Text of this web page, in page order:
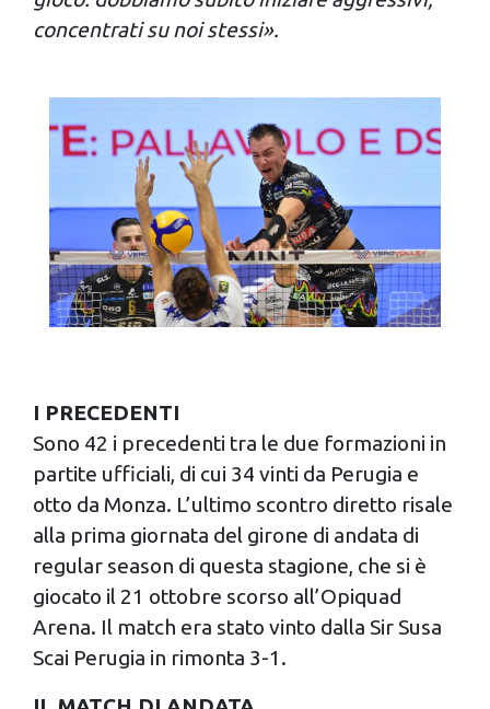
concentrati su noi stessi».
I PRECEDENTI
Sono 42 i precedenti tra le due formazioni in
partite ufficiali, di cui 34 vinti da Perugia e
otto da Monza. L’ultimo scontro diretto risale
alla prima giornata del girone di andata di
regular season di questa stagione, che si è
giocato il 21 ottobre scorso all’Opiquad
Arena. Il match era stato vinto dalla Sir Susa
Scai Perugia in rimonta 3-1.